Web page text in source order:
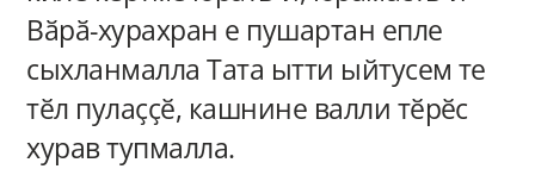
Вӑрӑ-хурахран е пушартан епле
сыхланмалла Тата ытти ыйтусем те
тӗл пулаҫҫӗ, кашнине валли тӗрӗс
хурав тупмалла.